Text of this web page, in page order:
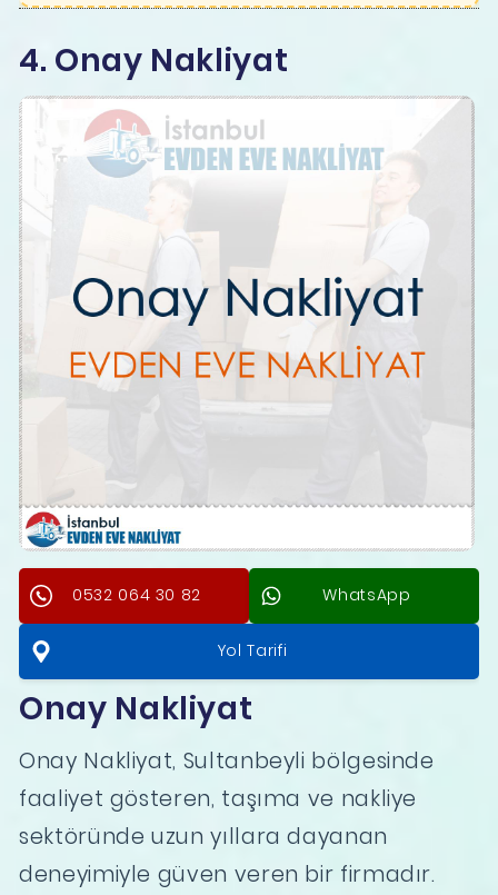
4. Onay Nakliyat
0532 064 30 82 WhatsApp
Yol Tarifi
Onay Nakliyat
Onay Nakliyat, Sultanbeyli bölgesinde
faaliyet gösteren, taşıma ve nakliye
sektöründe uzun yıllara dayanan
deneyimiyle güven veren bir firmadır.